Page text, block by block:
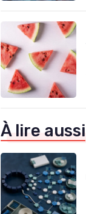
À lire aussi